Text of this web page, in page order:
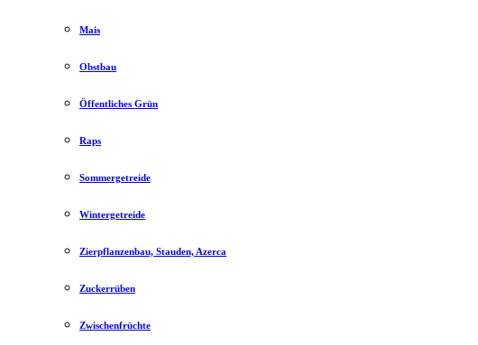
Mais
Obstbau
Öffentliches Grün
Raps
Sommergetreide
Wintergetreide
Zierpflanzenbau, Stauden, Azerca
Zuckerrüben
Zwischenfrüchte